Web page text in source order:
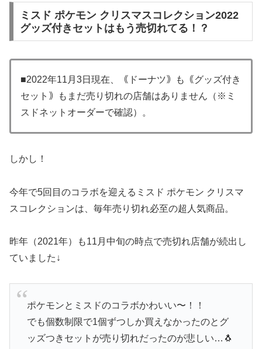
ミスド ポケモン クリスマスコレクション2022
グッズ付きセットはもう売切れてる！？
■2022年11月3日現在、｟ドーナツ｠も｟グッズ付き
セット｠もまだ売り切れの店舗はありません（※ミ
スドネットオーダーで確認）。
しかし！
今年で5回目のコラボを迎えるミスド ポケモン クリスマ
スコレクションは、毎年売り切れ必至の超人気商品。
昨年（2021年）も11月中旬の時点で売切れ店舗が続出し
ていました↓
ポケモンとミスドのコラボかわいい〜！！
でも個数制限で1個ずつしか買えなかったのとグ
ッズつきセットが売り切れだったのが悲しい…🐧